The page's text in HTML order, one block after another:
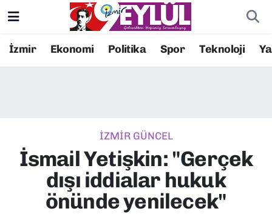
İzmir Ekonomi Politika Spor Teknoloji
İZMİR GÜNCEL
İsmail Yetişkin: "Gerçek
dışı iddialar hukuk
önünde yenilecek"
Resmi İlanlar
EKONOMİ
KÜLTÜR SANAT
Konak Nöbetçi Eczaneler
Süper Lig Puan Durumu ve Fikstür
Tüm Manşetler
Son Dakika Haberleri